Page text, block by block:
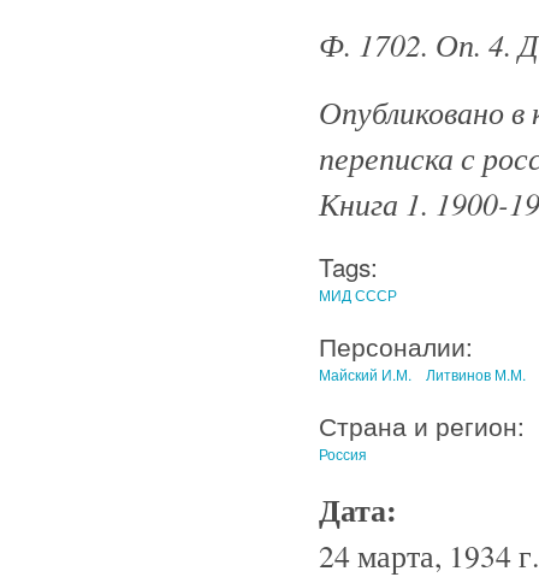
Ф. 1702. Оп. 4.
Опубликовано
переписка с
Книга 1. 1900-
Tags:
МИД СССР
Персоналии:
Майский И.М. Литвинов М.М.
Страна и регион:
Россия
Дата:
24 марта, 1934 г.